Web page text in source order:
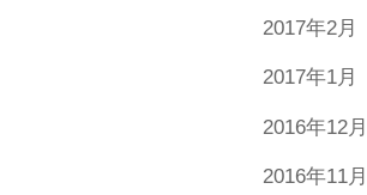
2017年2月
2017年1月
2016年12月
2016年11月